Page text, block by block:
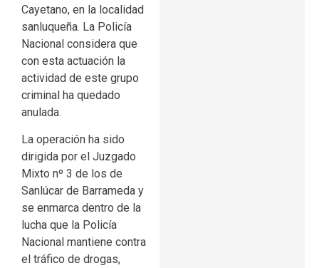
Cayetano, en la localidad
sanluqueña. La Policía
Nacional considera que
con esta actuación la
actividad de este grupo
criminal ha quedado
anulada.
La operación ha sido
dirigida por el Juzgado
Mixto nº 3 de los de
Sanlúcar de Barrameda y
se enmarca dentro de la
lucha que la Policía
Nacional mantiene contra
el tráfico de drogas,